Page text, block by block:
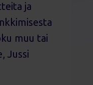
ja
muu tai
Jussi